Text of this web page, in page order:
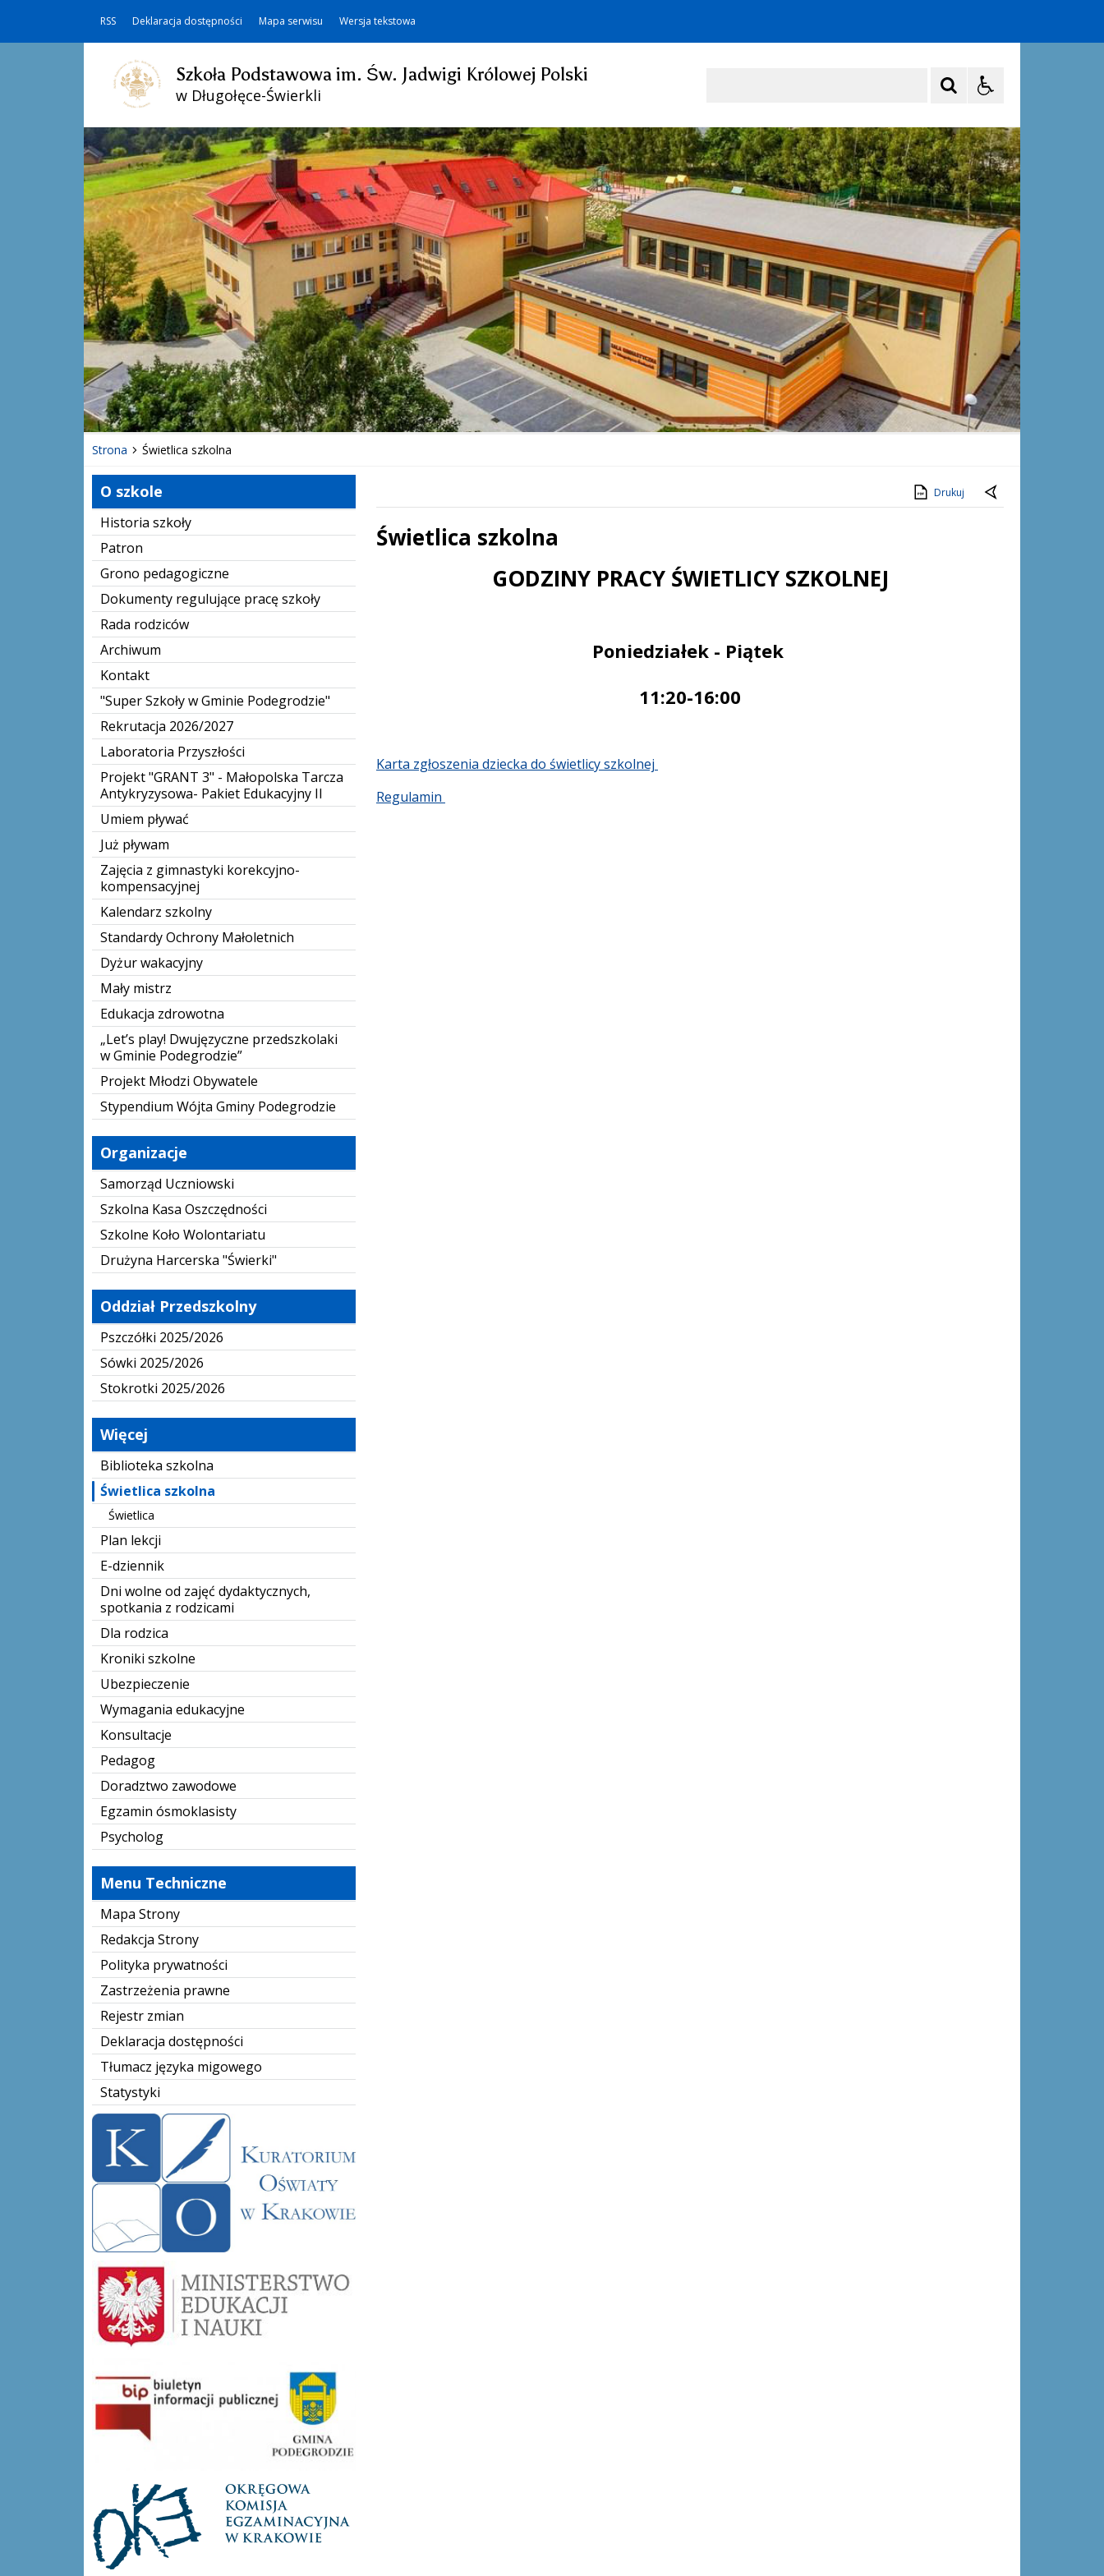
RSS Deklaracja dostępności Mapa serwisu Wersja tekstowa
Szkoła Podstawowa im. Św. Jadwigi Królowej Polski
w Długołęce-Świerkli
Strona Świetlica szkolna
O szkole
Historia szkoły
Patron
Grono pedagogiczne
Dokumenty regulujące pracę szkoły
Rada rodziców
Archiwum
Kontakt
"Super Szkoły w Gminie Podegrodzie"
Rekrutacja 2026/2027
Laboratoria Przyszłości
Projekt "GRANT 3" - Małopolska Tarcza
Antykryzysowa- Pakiet Edukacyjny II
Umiem pływać
Już pływam
Zajęcia z gimnastyki korekcyjno-
kompensacyjnej
Kalendarz szkolny
Standardy Ochrony Małoletnich
Dyżur wakacyjny
Mały mistrz
Edukacja zdrowotna
„Let’s play! Dwujęzyczne przedszkolaki
w Gminie Podegrodzie”
Projekt Młodzi Obywatele
Stypendium Wójta Gminy Podegrodzie
Organizacje
Samorząd Uczniowski
Szkolna Kasa Oszczędności
Szkolne Koło Wolontariatu
Drużyna Harcerska "Świerki"
Oddział Przedszkolny
Pszczółki 2025/2026
Sówki 2025/2026
Stokrotki 2025/2026
Więcej
Biblioteka szkolna
Świetlica szkolna
Świetlica
Plan lekcji
E-dziennik
Dni wolne od zajęć dydaktycznych,
spotkania z rodzicami
Dla rodzica
Kroniki szkolne
Ubezpieczenie
Wymagania edukacyjne
Konsultacje
Pedagog
Doradztwo zawodowe
Egzamin ósmoklasisty
Psycholog
Menu Techniczne
Mapa Strony
Redakcja Strony
Polityka prywatności
Zastrzeżenia prawne
Rejestr zmian
Deklaracja dostępności
Tłumacz języka migowego
Statystyki
kuratorium-oświaty-logo
Drukuj
Świetlica szkolna
GODZINY PRACY ŚWIETLICY SZKOLNEJ
Poniedziałek - Piątek
11:20-16:00
Karta zgłoszenia dziecka do świetlicy szkolnej
Regulamin